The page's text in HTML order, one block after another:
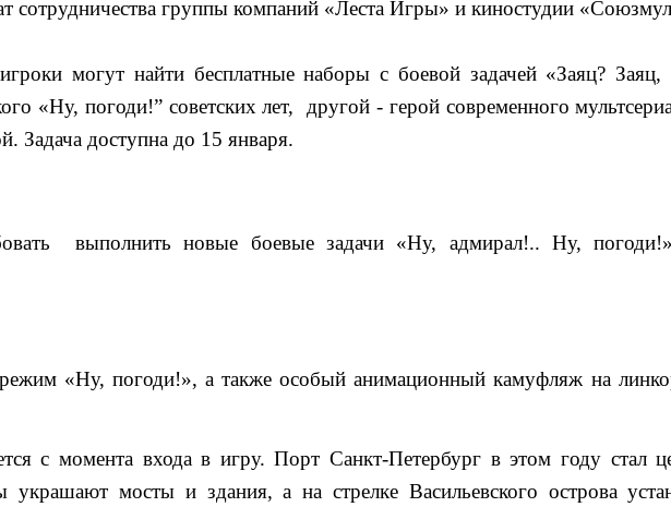
сотрудничества группы компаний «Леста Игры» и киностудии
могут найти бесплатные наборы с боевой задачей «Заяц?
«Ну, погоди!” советских лет,  другой - герой современного
Задача доступна до 15 января.
выполнить новые боевые задачи «Ну, адмирал!.. Ну,
режим «Ну, погоди!», а также особый анимационный камуфляж на
с момента входа в игру. Порт Санкт-Петербург в этом году стал
мосты и здания, а на стрелке Васильевского острова